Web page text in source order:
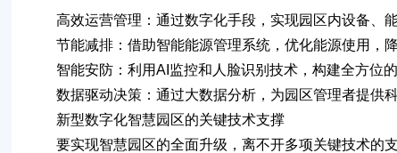
高效运营管理 ：通过数字化手段，实现园区内设备、
节能减排 ：借助智能能源管理系统，优化能源使用，
智能安防 ：利用AI监控和人脸识别技术，构建全方位
数据驱动决策 ：通过大数据分析，为园区管理者提供
新型数字化智慧园区的关键技术支撑
要实现智慧园区的全面升级，离不开多项关键技术的